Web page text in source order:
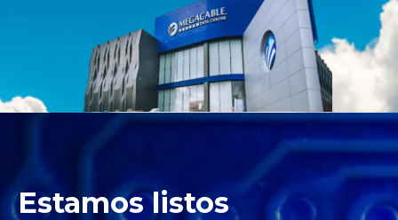
Estamos listos